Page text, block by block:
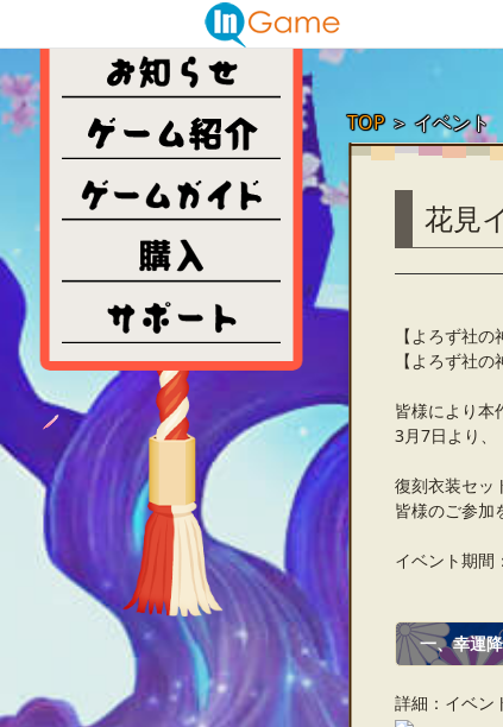
TOP＞ イベント
花見
【よろず社
【よろず社
皆様により本
3月7日より、
復刻衣装セッ
皆様のご参加
イベント期間
一、幸運
詳細：イベン